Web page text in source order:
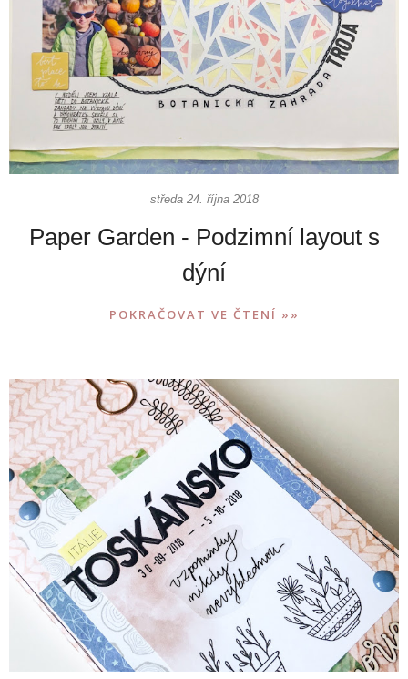
středa 24. října 2018
Paper Garden - Podzimní layout s
dýní
POKRAČOVAT VE ČTENÍ »»